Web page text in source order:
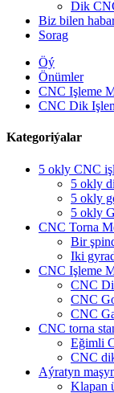
Dik
Biz bilen
Sorag
Öý
Önümler
CNC Işleme
CNC Dik
Kategoriýalar
5 okly CNC
5 okly
5 okly
5 okly
CNC Torna
Bir
Iki
CNC Işleme
CNC
CNC
CNC
CNC torna
Eğimli
CNC
Aýratyn
Klapan